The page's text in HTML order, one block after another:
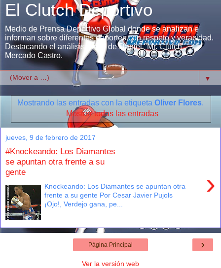
El Clutch Deportivo
Medio de Prensa Deportivo Global donde se analizan e
informan sobre diferentes deportes con respeto y veracidad.
Destacando el análisis único de Daniel "Mr. Clutch"
Mercado Castro.
▼
Mostrando las entradas con la etiqueta Oliver Flores.
Mostrar todas las entradas
jueves, 9 de febrero de 2017
#Knockeando: Los Diamantes
se apuntan otra frente a su
gente
›
Knockeando: Los Diamantes se apuntan otra
frente a su gente Por Cesar Javier Pujols
¡Ojo!, Verdejo gana, pe...
›
Página Principal
Ver la versión web